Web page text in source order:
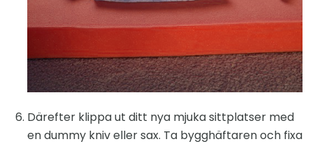
Därefter klippa ut ditt nya mjuka sittplatser med
en dummy kniv eller sax. Ta bygghäftaren och fixa